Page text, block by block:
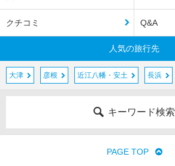
クチコミ Q&A
人気の旅行先
大津 彦根 近江八幡・安土 長浜
キーワード検索
PAGE TOP